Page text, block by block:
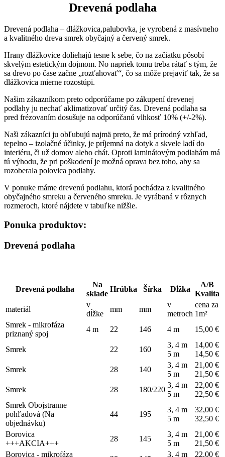
Drevená podlaha
Drevená podlaha – dlážkovica,palubovka, je vyrobená z masívneho
a kvalitného dreva smrek obyčajný a červený smrek.
Hrany dlážkovice doliehajú tesne k sebe, čo na začiatku pôsobí
skvelým estetickým dojmom. No napriek tomu treba rátať s tým, že
sa drevo po čase začne „rozťahovať“, čo sa môže prejaviť tak, že sa
dlážkovica mierne rozostúpi.
Našim zákazníkom preto odporúčame po zákupení drevenej
podlahy ju nechať aklimatizovať určitý čas. Drevená podlaha sa
pred frézovaním dosušuje na odporúčanú vlhkosť 10% (+/-2%).
Naši zákazníci ju obľubujú najmä preto, že má prírodný vzhľad,
tepelno – izolačné účinky, je príjemná na dotyk a skvele ladí do
interiéru, či už domov alebo chát. Oproti laminátovým podlahám má
tú výhodu, že pri poškodení je možná oprava bez toho, aby sa
rozoberala polovica podlahy.
V ponuke máme drevenú podlahu, ktorá pochádza z kvalitného
obyčajného smreku a červeného smreku. Je vyrábaná v rôznych
rozmeroch, ktoré nájdete v tabuľke nižšie.
Ponuka produktov:
Drevená podlaha
Drevená podlaha
Na
sklade
Hrúbka Šírka Dĺžka
A/B
Kvalita
materiál
v
dĺžke
mm mm
v
metroch
cena za
1m²
Smrek - mikrofáza
priznaný spoj
4 m 22 146 4 m 15,00 €
Smrek 22 160
3, 4 m
5 m
14,00 €
14,50 €
Smrek
28 140
3, 4 m
5 m
21,00 €
21,50 €
Smrek
28 180/220
3, 4 m
5 m
22,00 €
22,50 €
Smrek Obojstranne
pohľadová (Na
objednávku)
44 195
3, 4 m
5 m
32,00 €
32,50 €
Borovica
+++AKCIA+++
28 145
3, 4 m
5 m
21,00 €
21,50 €
Borovica - mikrofáza
3, 4 m
22,00 €